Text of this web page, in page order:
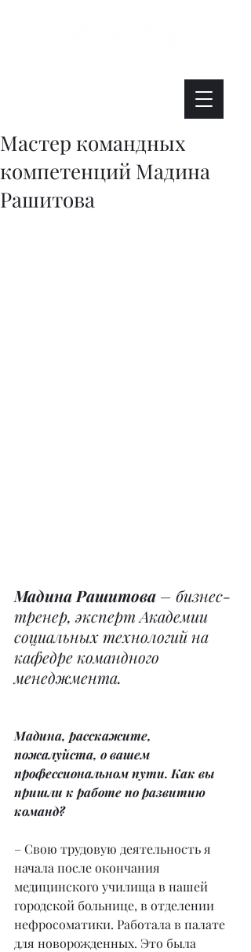
Мастер командных
компетенций Мадина
Рашитова
Мадина Рашитова – бизнес-
тренер, эксперт Академии
социальных технологий на
кафедре командного
менеджмента.
Мадина, расскажите,
пожалуйста, о вашем
профессиональном пути. Как вы
пришли к работе по развитию
команд?
– Свою трудовую деятельность я
начала после окончания
медицинского училища в нашей
городской больнице, в отделении
нефросоматики. Работала в палате
для новорожденных. Это была